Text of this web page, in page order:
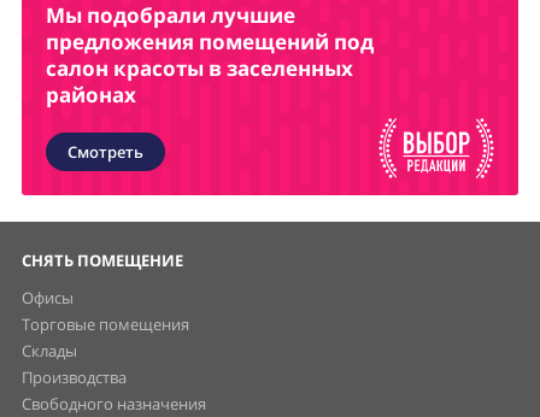
Мы подобрали лучшие
предложения помещений под
салон красоты в заселенных
районах
Смотреть
СНЯТЬ ПОМЕЩЕНИЕ
Офисы
Торговые помещения
Склады
Производства
Свободного назначения